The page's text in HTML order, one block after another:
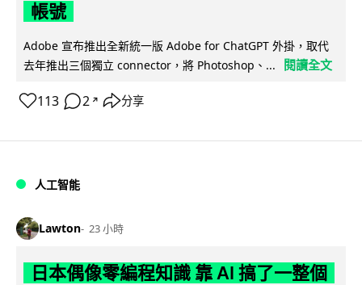
帳號
Adobe 宣布推出全新統一版 Adobe for ChatGPT 外掛，取代
去年推出三個獨立 connector，將 Photoshop、...
閱讀全文
113 2 ↗ 分享
人工智能
Lawton 23 小時
日本偶像零編程知識 靠 AI 搞了一整個